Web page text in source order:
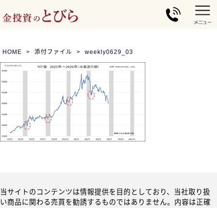
HOME 添付ファイル weekly0629_03
当サイトのコンテンツは情報提供を目的としており、当社取り扱
い商品に関わる売買を勧誘するものではありません。内容は正確